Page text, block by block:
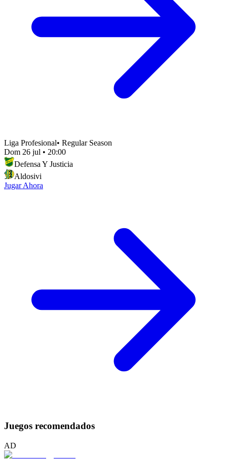
Liga Profesional• Regular Season
Dom 26 jul • 20:00
Defensa Y Justicia
Aldosivi
Jugar Ahora
Juegos recomendados
AD